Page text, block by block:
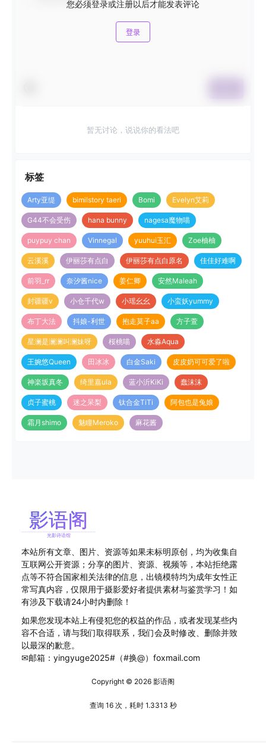
您必须登录或注册以后才能发表评论
登录
暂无讨论，说说你的看法吧
标签
Arty亚缇 bimilstory taeri Bomi Evelyn艾莉
G44不会受伤 hana bunny nagesa魔物喵
puypuy chan Vinnegal yuuhui玉汇 Zoe柚柚
云溪溪 伊丽莎有点白 伊丽莎有点白原名 佳佳好难啊
前羽_rr 奈汐酱nice 姜仁卿 安然Maleah
封疆疆v 小仓千代w 小瑶幺幺 小蛮妖yummy
布丁大法 抖娘-利世 抱走莫子aa 方子萱
星澜是澜澜叫澜妹呀 桜桃喵 水淼Aqua
王婉悠Queen 田冰冰 白金Saki 皮皮奶可可爱了啦
神楽坂真冬 绮里嘉ula 蓝小沂KiKi 蠢沫沫
贞子蜜桃 迷之呆梨 钛合金TiTi 阿包也是兔娘
霜月shimo 魅瞳Meroko 麻花酱
本站所有文章、图片、资源等如果未标明原创，均为收集自
互联网公开资源；分享的图片、资源、视频等，本站拒绝露
点等不符合国家相关法律的信息，出镜模特均为成年女性正
常写真内容，仅限用于摄影爱好者提供素材与鉴赏学习！如
有涉及下载请24小时内删除！
如果您发现本站上有侵犯您的权益的作品，或者发现某些内
容不合适，请与我们取得联系，我们会及时修改、删除并致
以最深的歉意。
✉邮箱：yingyuge2025#（#换@）foxmail.com
Copyright © 2026 影语阁
查询 16 次，耗时 1.3313 秒